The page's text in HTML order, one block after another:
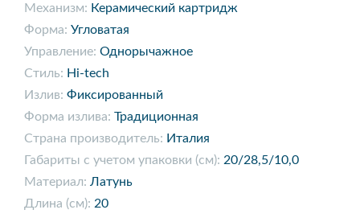
Механизм: Керамический картридж
Форма: Угловатая
Управление: Однорычажное
Стиль: Hi-tech
Излив: Фиксированный
Форма излива: Традиционная
Страна производитель: Италия
Габариты с учетом упаковки (см): 20/28,5/10,0
Материал: Латунь
Длина (см): 20